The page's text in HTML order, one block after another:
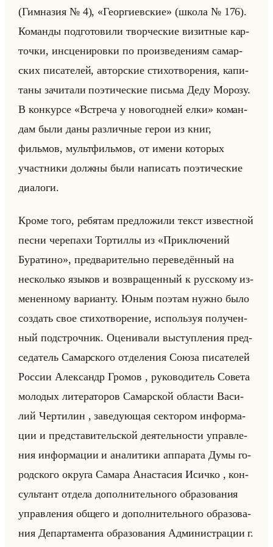
(Гим­на­зия № 4), «Георгиевские» (школа № 176).
Ко­ман­ды под­го­то­ви­ли твор­че­ские ви­зит­ные кар­
точ­ки, ин­сце­ни­ров­ки по про­из­ве­де­ни­ям са­мар­
ских пи­са­те­лей, ав­тор­ские сти­хо­тво­ре­ния, ка­пи­
та­ны за­чи­та­ли по­эти­че­ские письма Деду Мо­ро­зу.
В кон­кур­се «Встреча у новогодней елки» ко­ман­
дам были даны раз­лич­ные герои из книг,
фильмов, мульт­фильмов, от имени ко­то­рых
участ­ни­ки долж­ны были на­пи­сать по­эти­че­ские
диа­ло­ги.
Кроме того, ре­бя­там пред­ло­жи­ли текст из­вест­ной
песни че­ре­па­хи Тор­тил­лы из «Приключений
Буратино», пред­ва­ри­тельно пе­ре­ве­дён­ный на
несколько язы­ков и воз­вра­щен­ный к рус­ско­му из­
ме­нен­но­му ва­ри­ан­ту. Юным по­этам нужно было
со­здать свое сти­хо­тво­ре­ние, ис­пользуя по­лу­чен­
ный под­строч­ник. Оце­ни­ва­ли вы­ступ­ле­ния пред­
се­да­тель Са­мар­ско­го от­де­ле­ния Союза пи­са­те­лей
Рос­сии Алек­сандр Гро­мов , ру­ко­во­ди­тель Со­ве­та
мо­ло­дых ли­те­ра­то­ров Са­мар­ской об­ла­сти Ва­си­
лий Чер­ти­лин , за­ве­ду­ющая сек­то­ром ин­фор­ма­
ции и пред­ста­ви­тельской де­ятельно­сти управ­ле­
ния ин­фор­ма­ции и ана­ли­ти­ки ап­па­ра­та Думы го­
род­ско­го окру­га Са­ма­ра Ана­ста­сия Ис­ич­ко , кон­
сультант от­де­ла до­пол­ни­тельно­го об­ра­зо­ва­ния
управ­ле­ния об­ще­го и до­пол­ни­тельно­го об­ра­зо­ва­
ния Де­пар­та­мен­та об­ра­зо­ва­ния Ад­ми­ни­стра­ции г.